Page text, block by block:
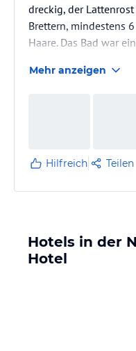
dreckig, der
Brettern, mindestens
Haare. Das Bad war
sich denken. Eine
nicht benutzt. Die
Duschschlauch total
Wanne und dem
da im Siphon
grausam. Das
Mehr anzeigen
Hilfreich Teilen
Hotels in der
Hotel